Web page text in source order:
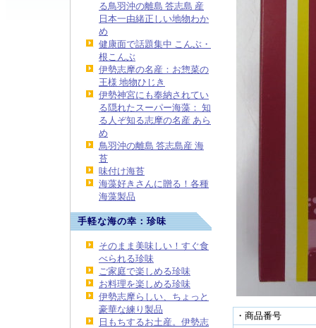
る鳥羽沖の離島 答志島 産
日本一由緒正しい地物わか
め
健康面で話題集中 こんぶ・
根こんぶ
伊勢志摩の名産：お惣菜の
王様 地物ひじき
伊勢神宮にも奉納されてい
る隠れたスーパー海藻： 知
る人ぞ知る志摩の名産 あら
め
鳥羽沖の離島 答志島産 海
苔
味付け海苔
海藻好きさんに贈る！各種
海藻製品
手軽な海の幸：珍味
そのまま美味しい！すぐ食
べられる珍味
ご家庭で楽しめる珍味
お料理を楽しめる珍味
伊勢志摩らしい、ちょっと
豪華な練り製品
日もちするお土産。伊勢志
・商品番号